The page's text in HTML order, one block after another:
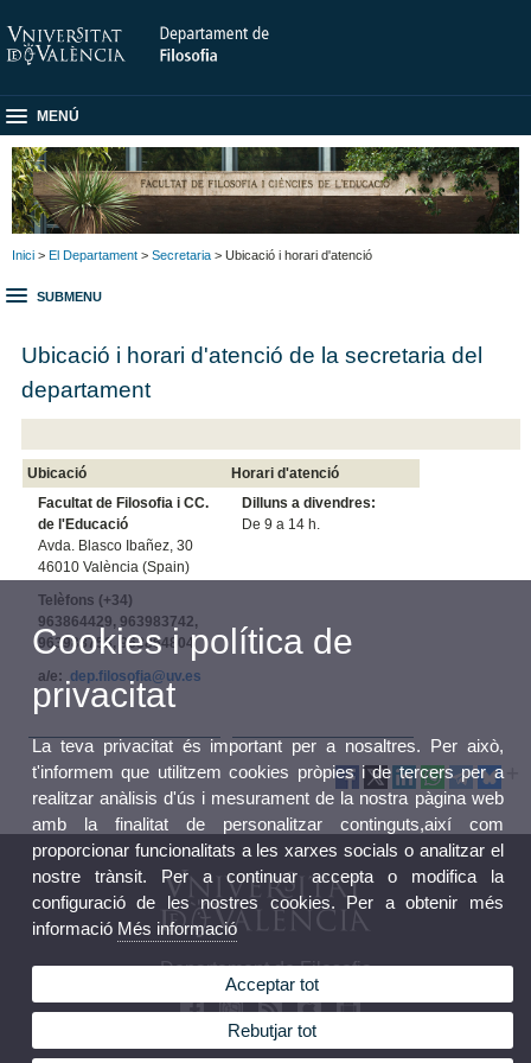
MENÚ
Inici > El Departament > Secretaria > Ubicació i horari d'atenció
SUBMENU
Ubicació i horari d'atenció de la secretaria del
departament
Ubicació
Horari d'atenció
Facultat de Filosofia i CC.
de l'Educació
Avda. Blasco Ibañez, 30
46010 València (Spain)
Telèfons (+34)
963864429, 963983742,
963983758, 963864804
a/e:dep.filosofia@uv.es
Dilluns a divendres:
De 9 a 14 h.
Departament de Filosofia
Cookies i política de
privacitat
La teva privacitat és important per a nosaltres. Per això,
t'informem que utilitzem cookies pròpies i de tercers per a
realitzar anàlisis d'ús i mesurament de la nostra pàgina web
amb la finalitat de personalitzar continguts,així com
proporcionar funcionalitats a les xarxes socials o analitzar el
nostre trànsit. Per a continuar accepta o modifica la
configuració de les nostres cookies. Per a obtenir més
informació Més informació
Acceptar tot
Rebutjar tot